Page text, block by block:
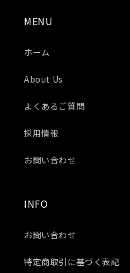
MENU
ホーム
About Us
よくあるご質問
採用情報
お問い合わせ
INFO
お問い合わせ
特定商取引に基づく表記